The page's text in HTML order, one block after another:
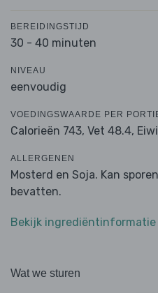
BEREIDINGSTIJD
30 - 40 minuten
NIVEAU
eenvoudig
VOEDINGSWAARDE PER
Calorieën 743, Vet 48.4,
ALLERGENEN
Mosterd en Soja. Kan
bevatten.
Bekijk ingrediëntinformatie
Wat we sturen